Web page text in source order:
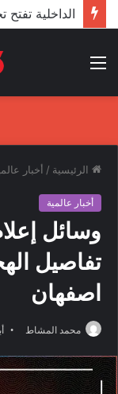
القائمة
الرئيسية / أخبار
أخبار عالمية
وسائل
تفاصيل
اصفهان
محمد المشاط